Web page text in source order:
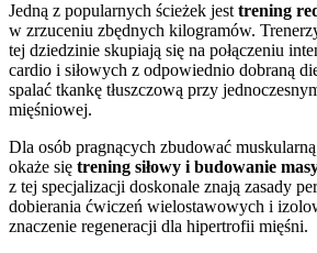
Jedną z popularnych ścieżek jest trening
w zrzuceniu zbędnych kilogramów.
tej dziedzinie skupiają się na połączeniu
cardio i siłowych z odpowiednio dobraną
spalać tkankę tłuszczową przy
mięśniowej.
Dla osób pragnących zbudować
okaże się trening siłowy i budowanie
z tej specjalizacji doskonale znają zasady
dobierania ćwiczeń wielostawowych i
znaczenie regeneracji dla hipertrofii mięśni.